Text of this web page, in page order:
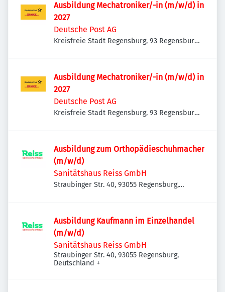
Ausbildung Mechatroniker/-in (m/w/d) in
2027
Deutsche Post AG
Kreisfreie Stadt Regensburg, 93 Regensburg,
Ausbildung Mechatroniker/-in (m/w/d) in
2027
Deutsche Post AG
Kreisfreie Stadt Regensburg, 93 Regensburg,
Ausbildung zum Orthopädieschuhmacher
(m/w/d)
Sanitätshaus Reiss GmbH
Straubinger Str. 40, 93055 Regensburg,
Ausbildung Kaufmann im Einzelhandel
(m/w/d)
Sanitätshaus Reiss GmbH
Straubinger Str. 40, 93055 Regensburg,
Deutschland +